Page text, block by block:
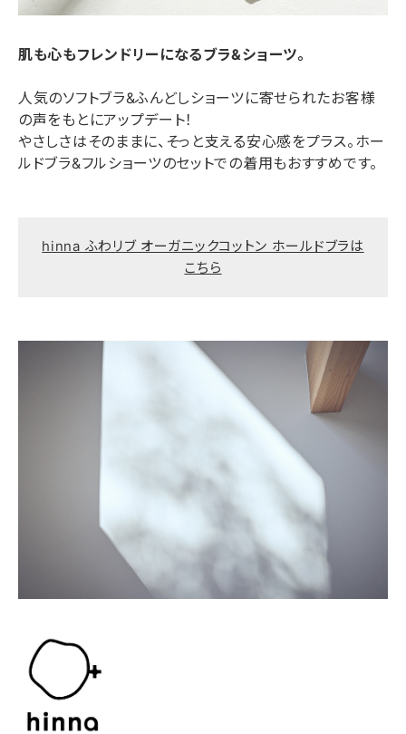
肌も心もフレンドリーになるブラ&ショーツ。
人気のソフトブラ&ふんどしショーツに寄せられたお客様
の声をもとにアップデート！
やさしさはそのままに、そっと支える安心感をプラス。ホー
ルドブラ&フルショーツのセットでの着用もおすすめです。
hinna ふわリブ オーガニックコットン ホールドブラは
こちら